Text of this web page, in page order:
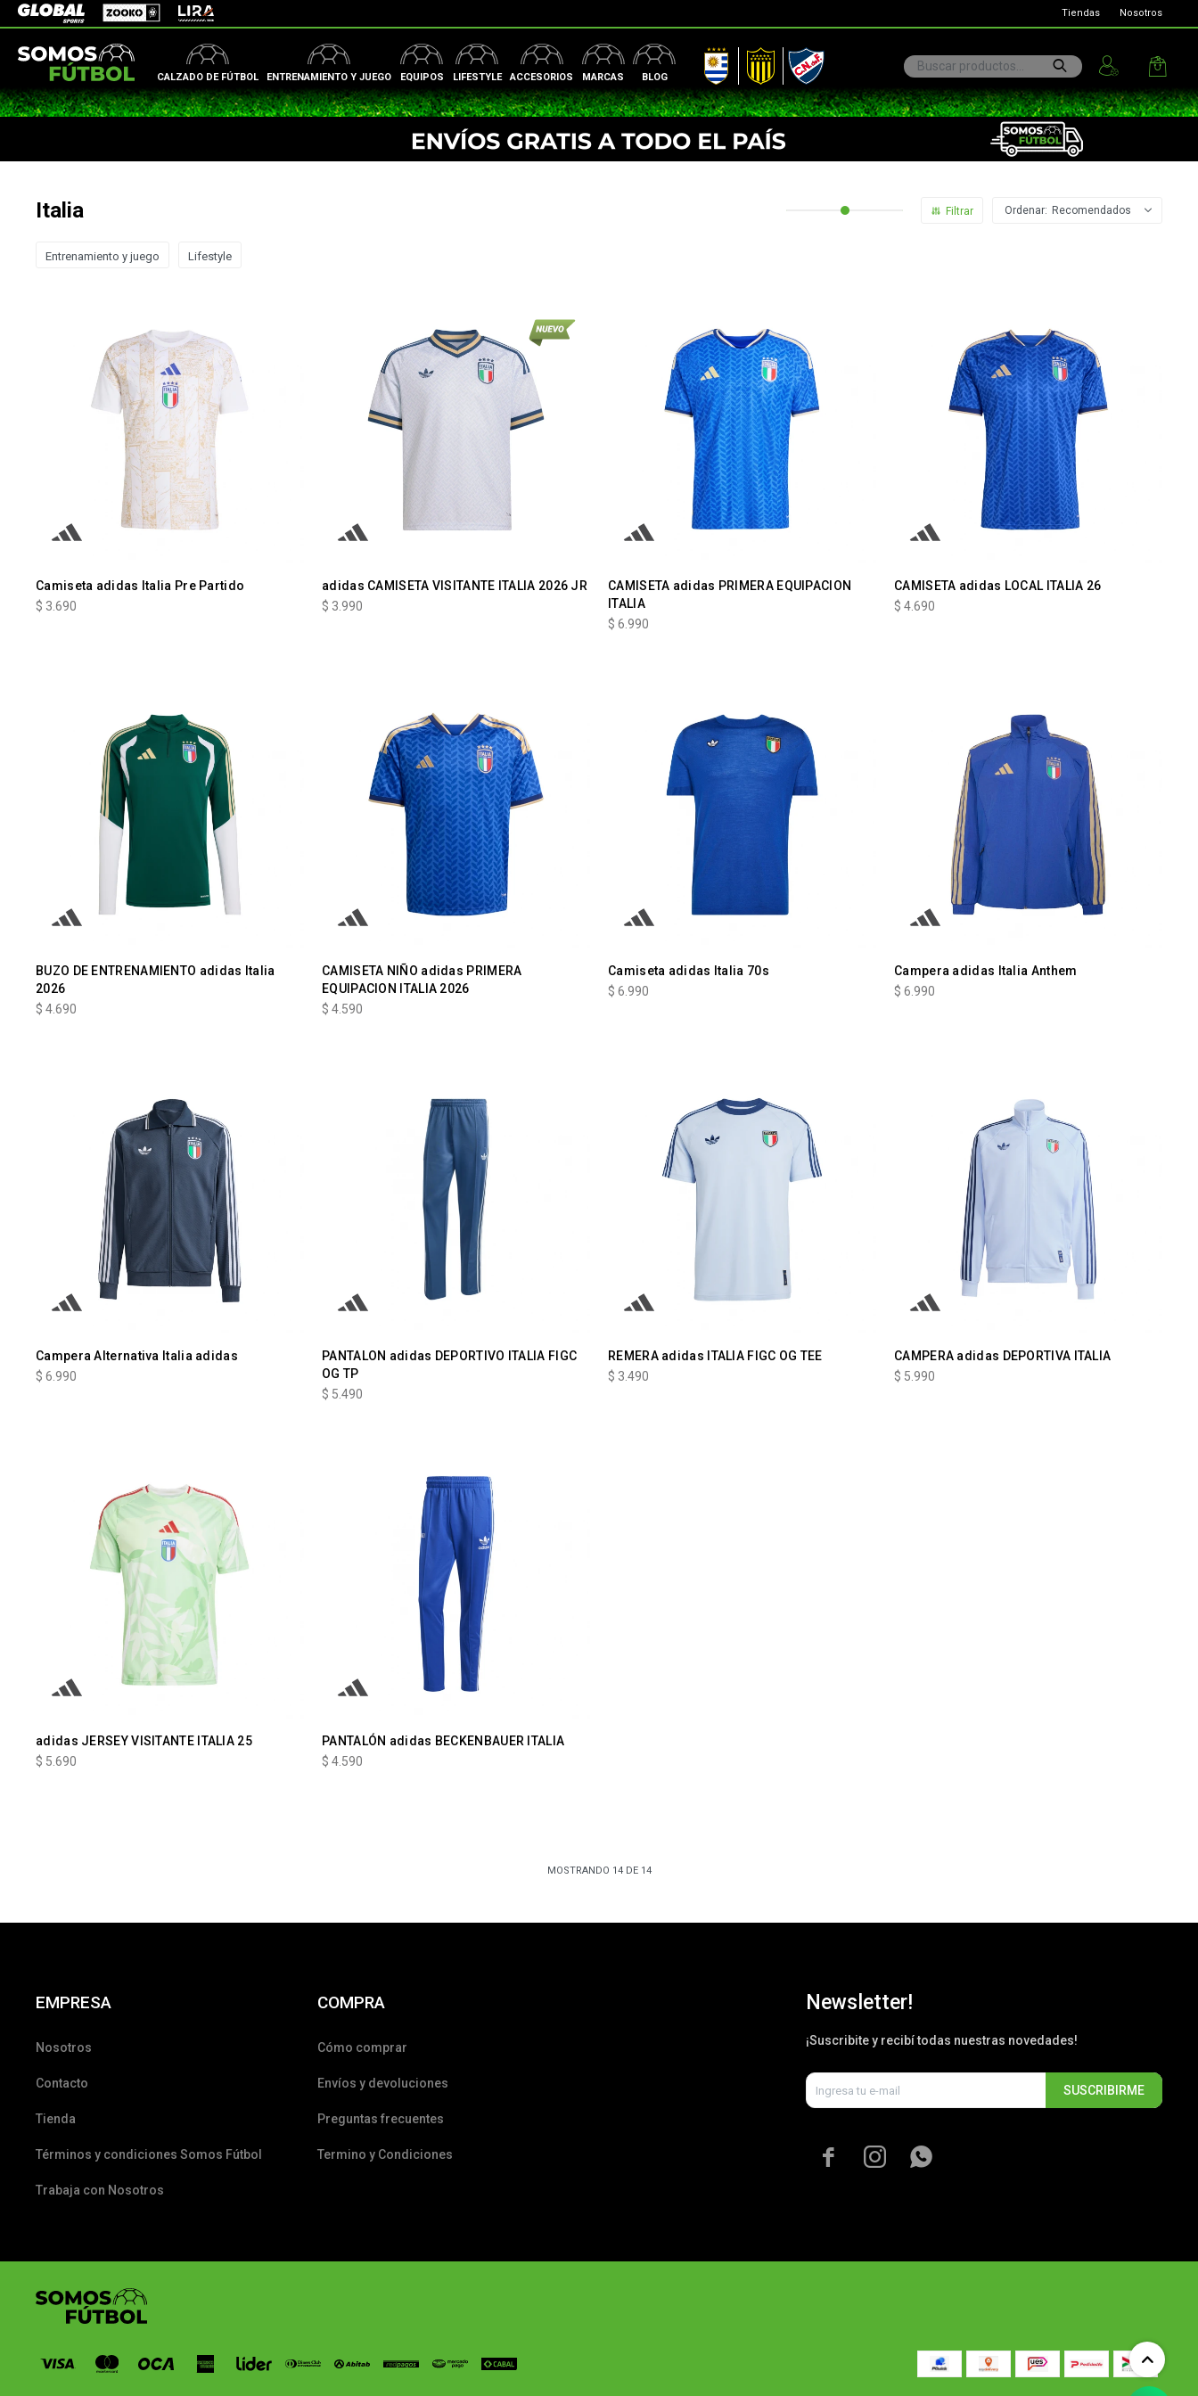
CALZADO DE FÚTBOL ENTRENAMIENTO Y JUEGO EQUIPOS LIFESTYLE ACCESORIOS MARCAS BLOG
AUF Peñarol Nacional
Global Sports Zooko Lira Tiendas Nosotros
Italia Recomendados
Entrenamiento y juego Lifestyle
Camiseta adidas Italia Pre Partido
$ 3.690
adidas CAMISETA VISITANTE ITALIA 2026 JR
$ 3.990
CAMISETA adidas PRIMERA EQUIPACION
ITALIA
$ 6.990
CAMISETA adidas LOCAL ITALIA 26
$ 4.690
BUZO DE ENTRENAMIENTO adidas Italia
2026
$ 4.690
CAMISETA NIÑO adidas PRIMERA
EQUIPACION ITALIA 2026
$ 4.590
Camiseta adidas Italia 70s
$ 6.990
Campera adidas Italia Anthem
$ 6.990
Campera Alternativa Italia adidas
$ 6.990
PANTALON adidas DEPORTIVO ITALIA FIGC
OG TP
$ 5.490
REMERA adidas ITALIA FIGC OG TEE
$ 3.490
CAMPERA adidas DEPORTIVA ITALIA
$ 5.990
adidas JERSEY VISITANTE ITALIA 25
$ 5.690
PANTALÓN adidas BECKENBAUER ITALIA
$ 4.590
MOSTRANDO 14DE 14
EMPRESA
Nosotros
Contacto
Tienda
Términos y condiciones Somos Fútbol
Trabaja con Nosotros
COMPRA
Cómo comprar
Envíos y devoluciones
Preguntas frecuentes
Termino y Condiciones
Newsletter!
¡Suscribite y recibí todas nuestras novedades!
SUSCRIBIRME
  